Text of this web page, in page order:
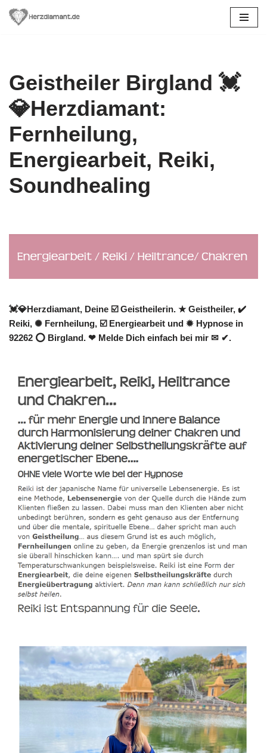
Geistheiler Birgland 💓️
💎Herzdiamant:
Fernheilung,
Energiearbeit, Reiki,
Soundhealing
💓️💎Herzdiamant, Deine ☑️ Geistheilerin. ★ Geistheiler, ✔️
Reiki, ✺ Fernheilung, ☑️ Energiearbeit und ✹ Hypnose in
92262 ⭕ Birgland. ❤ Melde Dich einfach bei mir ✉ ✔.